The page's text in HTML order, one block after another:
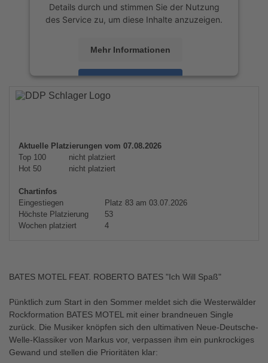
Details durch und stimmen Sie der Nutzung
des Service zu, um diese Inhalte anzuzeigen.
Mehr Informationen
Akzeptieren
powered by
Aktuelle Platzierungen vom 07.08.2026
Top 100
nicht platziert
Hot 50
nicht platziert
Chartinfos
Eingestiegen
Platz 83 am 03.07.2026
Höchste Platzierung
53
Wochen platziert
4
BATES MOTEL FEAT. ROBERTO BATES "Ich Will Spaß"
Pünktlich zum Start in den Sommer meldet sich die Westerwälder
Rockformation BATES MOTEL mit einer brandneuen Single
zurück. Die Musiker knöpfen sich den ultimativen Neue-Deutsche-
Welle-Klassiker von Markus vor, verpassen ihm ein punkrockiges
Gewand und stellen die Prioritäten klar: